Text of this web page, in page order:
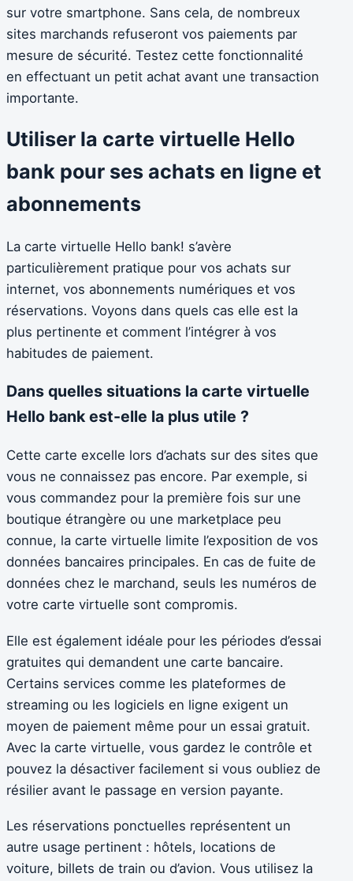
sur votre smartphone. Sans cela, de nombreux
sites marchands refuseront vos paiements par
mesure de sécurité. Testez cette fonctionnalité
en effectuant un petit achat avant une transaction
importante.
Utiliser la carte virtuelle Hello
bank pour ses achats en ligne et
abonnements
La carte virtuelle Hello bank! s’avère
particulièrement pratique pour vos achats sur
internet, vos abonnements numériques et vos
réservations. Voyons dans quels cas elle est la
plus pertinente et comment l’intégrer à vos
habitudes de paiement.
Dans quelles situations la carte virtuelle
Hello bank est-elle la plus utile ?
Cette carte excelle lors d’achats sur des sites que
vous ne connaissez pas encore. Par exemple, si
vous commandez pour la première fois sur une
boutique étrangère ou une marketplace peu
connue, la carte virtuelle limite l’exposition de vos
données bancaires principales. En cas de fuite de
données chez le marchand, seuls les numéros de
votre carte virtuelle sont compromis.
Elle est également idéale pour les périodes d’essai
gratuites qui demandent une carte bancaire.
Certains services comme les plateformes de
streaming ou les logiciels en ligne exigent un
moyen de paiement même pour un essai gratuit.
Avec la carte virtuelle, vous gardez le contrôle et
pouvez la désactiver facilement si vous oubliez de
résilier avant le passage en version payante.
Les réservations ponctuelles représentent un
autre usage pertinent : hôtels, locations de
voiture, billets de train ou d’avion. Vous utilisez la